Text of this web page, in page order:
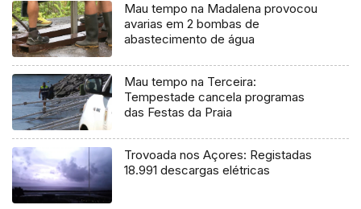
Mau tempo na Madalena provocou
avarias em 2 bombas de
abastecimento de água
Mau tempo na Terceira:
Tempestade cancela programas
das Festas da Praia
Trovoada nos Açores: Registadas
18.991 descargas elétricas